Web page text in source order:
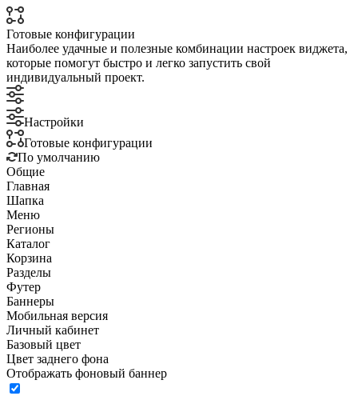
Готовые конфигурации
Наиболее удачные и полезные комбинации настроек виджета,
которые помогут быстро и легко запустить свой
индивидуальный проект.
Настройки
Готовые конфигурации
По умолчанию
Общие
Главная
Шапка
Меню
Регионы
Каталог
Корзина
Разделы
Футер
Баннеры
Мобильная версия
Личный кабинет
Базовый цвет
Цвет заднего фона
Отображать фоновый баннер